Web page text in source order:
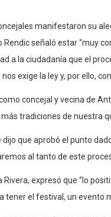
manifestaron su
señaló estar “muy
a la ciudadanía que el
exige la ley y, por ello,
concejal y vecina de
tradiciones de nuestra
dijo que aprobó el punto
al tanto de este
Rivera, expresó que “lo
tener el festival, un evento